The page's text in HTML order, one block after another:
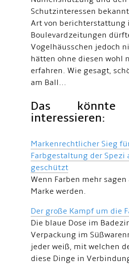
Schutzinteressen
Art von berichterstattung
Boulevardzeitungen
Vogelhäusschen jedoch
hätten ohne diesen wohl
erfahren. Wie gesagt,
am Ball...
Das
interessieren:
Markenrechtlicher Sieg
Farbgestaltung der
geschützt
Wenn Farben mehr
Marke werden.
Der große Kampf um die
Die blaue Dose im
Verpackung im
jeder weiß, mit welchen
diese Dinge in